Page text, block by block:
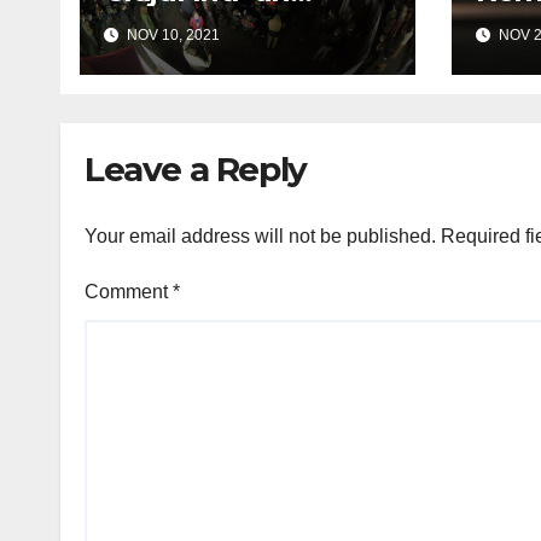
„UNESCO City of
Film”
NOV 10, 2021 NOV
Leave a Reply
Your email address will not be published. Required
Comment*